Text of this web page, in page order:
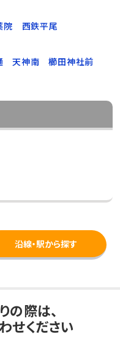
院
西鉄平尾
天神南
櫛田神社前
沿線・駅から探す
の際は、
せください